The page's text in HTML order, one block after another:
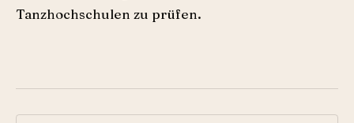
Tanzhochschulen zu prüfen.